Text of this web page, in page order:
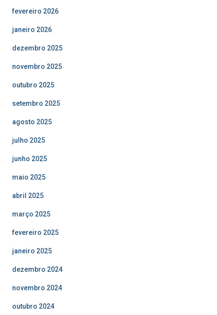
fevereiro 2026
janeiro 2026
dezembro 2025
novembro 2025
outubro 2025
setembro 2025
agosto 2025
julho 2025
junho 2025
maio 2025
abril 2025
março 2025
fevereiro 2025
janeiro 2025
dezembro 2024
novembro 2024
outubro 2024